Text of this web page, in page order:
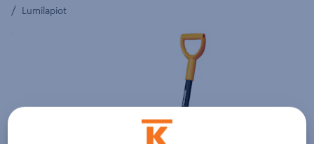
/ Lumilapiot
Yksityiskohtainen kuvaus löytyy Tuotteen kuvaus -